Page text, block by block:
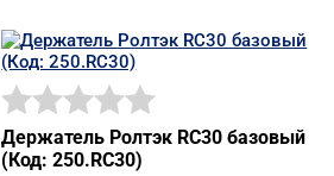
Держатель Ролтэк RC30 базовый
(Код: 250.RC30)